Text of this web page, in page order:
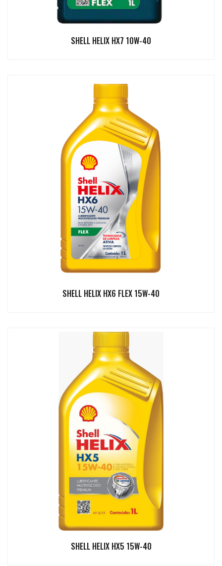
SHELL HELIX HX7 10W-40
SHELL HELIX HX6 FLEX 15W-40
SHELL HELIX HX5 15W-40